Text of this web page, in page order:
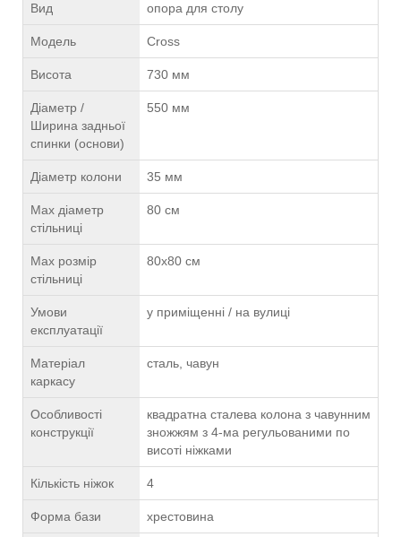
Вид опора для столу
Модель Cross
Висота 730 мм
Діаметр /
Ширина задньої
спинки (основи)
550 мм
Діаметр колони 35 мм
Max діаметр
стільниці
80 см
Max розмір
стільниці
80x80 см
Умови
експлуатації
у приміщенні / на вулиці
Матеріал
каркасу
сталь, чавун
Особливості
конструкції
квадратна сталева колона з чавунним
зножжям з 4-ма регульованими по
висоті ніжками
Кількість ніжок 4
Форма бази хрестовина